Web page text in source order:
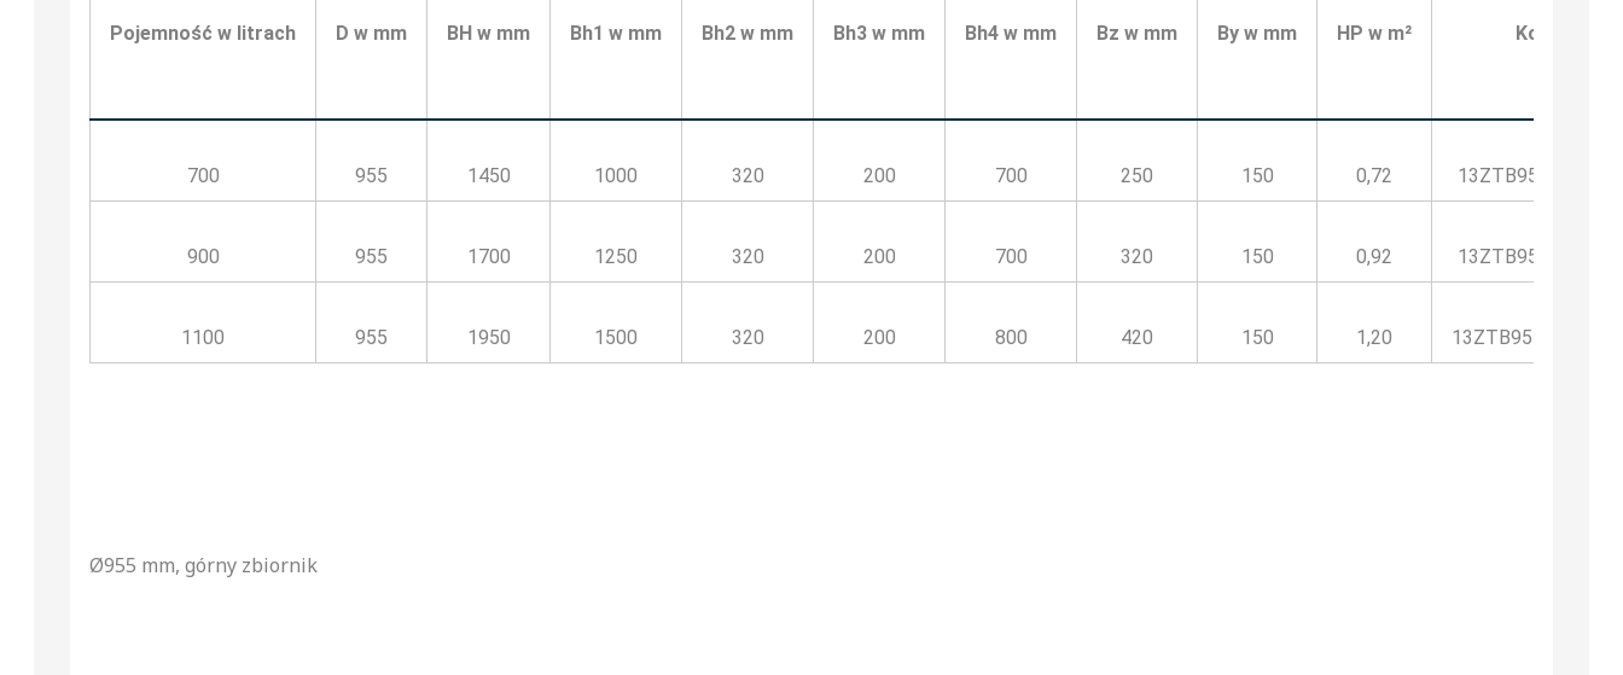
Pojemność w litrach D w mm BH w mm Bh1 w mm Bh2 w mm Bh3 w mm Bh4 w mm Bz w mm By w mm HP w m² Kod
700 955 1450 1000 320 200 700 250 150 0,72 13ZTB955700HP
900 955 1700 1250 320 200 700 320 150 0,92 13ZTB955900HP
1100 955 1950 1500 320 200 800 420 150 1,20 13ZTB9551100HP
Ø955 mm, górny zbiornik